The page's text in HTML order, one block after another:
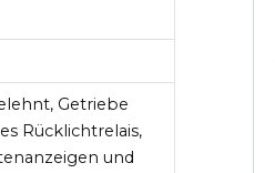
Getriebe
Rücklichtrelais,
und